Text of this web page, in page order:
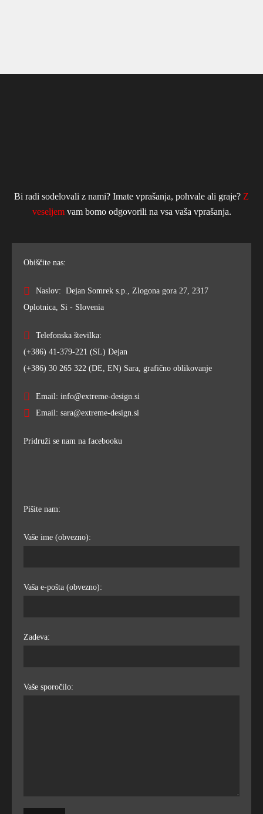
Bi radi sodelovali z nami? Imate vprašanja, pohvale ali graje? Z
veseljemvam bomo odgovorili na vsa vaša vprašanja.
Obiščite nas:
Naslov: Dejan Somrek s.p., Zlogona gora 27, 2317
Oplotnica, Si - Slovenia
Telefonska številka:
(+386) 41-379-221 (SL) Dejan
(+386) 30 265 322 (DE, EN) Sara, grafično oblikovanje
Email: info@extreme-design.si
Email: sara@extreme-design.si
Pridruži se nam na facebooku
Pišite nam:
Vaše ime (obvezno):
Vaša e-pošta (obvezno):
Zadeva:
Vaše sporočilo: